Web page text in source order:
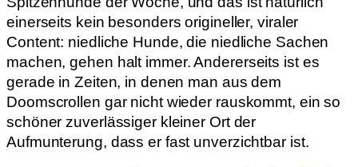
einerseits kein besonders origineller, viraler
Content: niedliche Hunde, die niedliche Sachen
machen, gehen halt immer. Andererseits ist es
gerade in Zeiten, in denen man aus dem
Doomscrollen gar nicht wieder rauskommt, ein so
schöner zuverlässiger kleiner Ort der
Aufmunterung, dass er fast unverzichtbar ist.